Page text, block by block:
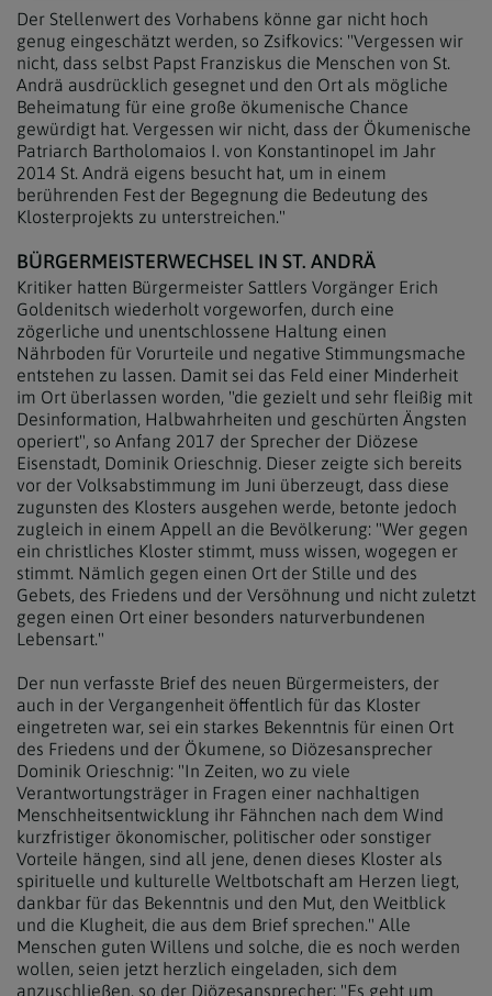
Der Stellenwert des Vorhabens könne gar nicht hoch
genug eingeschätzt werden, so Zsifkovics: "Vergessen wir
nicht, dass selbst Papst Franziskus die Menschen von St.
Andrä ausdrücklich gesegnet und den Ort als mögliche
Beheimatung für eine große ökumenische Chance
gewürdigt hat. Vergessen wir nicht, dass der Ökumenische
Patriarch Bartholomaios I. von Konstantinopel im Jahr
2014 St. Andrä eigens besucht hat, um in einem
berührenden Fest der Begegnung die Bedeutung des
Klosterprojekts zu unterstreichen."
BÜRGERMEISTERWECHSEL IN ST. ANDRÄ
Kritiker hatten Bürgermeister Sattlers Vorgänger Erich
Goldenitsch wiederholt vorgeworfen, durch eine
zögerliche und unentschlossene Haltung einen
Nährboden für Vorurteile und negative Stimmungsmache
entstehen zu lassen. Damit sei das Feld einer Minderheit
im Ort überlassen worden, "die gezielt und sehr fleißig mit
Desinformation, Halbwahrheiten und geschürten Ängsten
operiert", so Anfang 2017 der Sprecher der Diözese
Eisenstadt, Dominik Orieschnig. Dieser zeigte sich bereits
vor der Volksabstimmung im Juni überzeugt, dass diese
zugunsten des Klosters ausgehen werde, betonte jedoch
zugleich in einem Appell an die Bevölkerung: "Wer gegen
ein christliches Kloster stimmt, muss wissen, wogegen er
stimmt. Nämlich gegen einen Ort der Stille und des
Gebets, des Friedens und der Versöhnung und nicht zuletzt
gegen einen Ort einer besonders naturverbundenen
Lebensart."
Der nun verfasste Brief des neuen Bürgermeisters, der
auch in der Vergangenheit öffentlich für das Kloster
eingetreten war, sei ein starkes Bekenntnis für einen Ort
des Friedens und der Ökumene, so Diözesansprecher
Dominik Orieschnig: "In Zeiten, wo zu viele
Verantwortungsträger in Fragen einer nachhaltigen
Menschheitsentwicklung ihr Fähnchen nach dem Wind
kurzfristiger ökonomischer, politischer oder sonstiger
Vorteile hängen, sind all jene, denen dieses Kloster als
spirituelle und kulturelle Weltbotschaft am Herzen liegt,
dankbar für das Bekenntnis und den Mut, den Weitblick
und die Klugheit, die aus dem Brief sprechen." Alle
Menschen guten Willens und solche, die es noch werden
wollen, seien jetzt herzlich eingeladen, sich dem
anzuschließen, so der Diözesansprecher: "Es geht um